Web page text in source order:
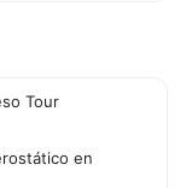
Tour
en